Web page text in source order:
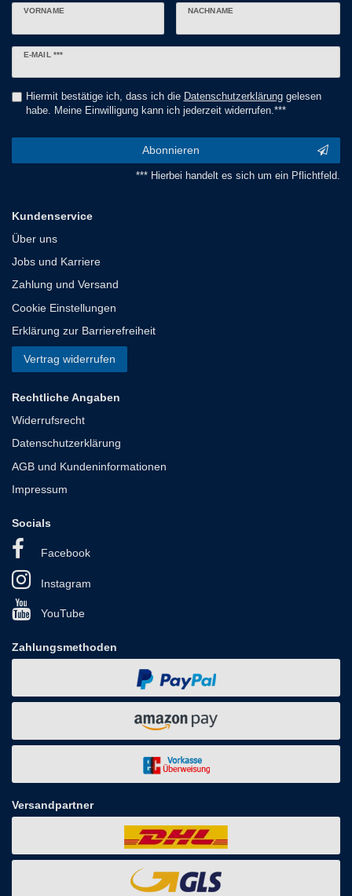
VORNAME NACHNAME
E-MAIL ***
Newsletter
Hiermit bestätige ich, dass ich die Daten­schutz­erklärunggelesen
habe. Meine Einwilligung kann ich jederzeit widerrufen.***
Abonnieren
*** Hierbei handelt es sich um ein Pflichtfeld.
Kundenservice
Über uns
Jobs und Karriere
Zahlung und Versand
Cookie Einstellungen
Erklärung zur Barrierefreiheit
Vertrag widerrufen
Rechtliche Angaben
Widerrufsrecht
Datenschutzerklärung
AGB und Kundeninformationen
Impressum
Socials
Facebook
Instagram
YouTube
Zahlungsmethoden
Versandpartner